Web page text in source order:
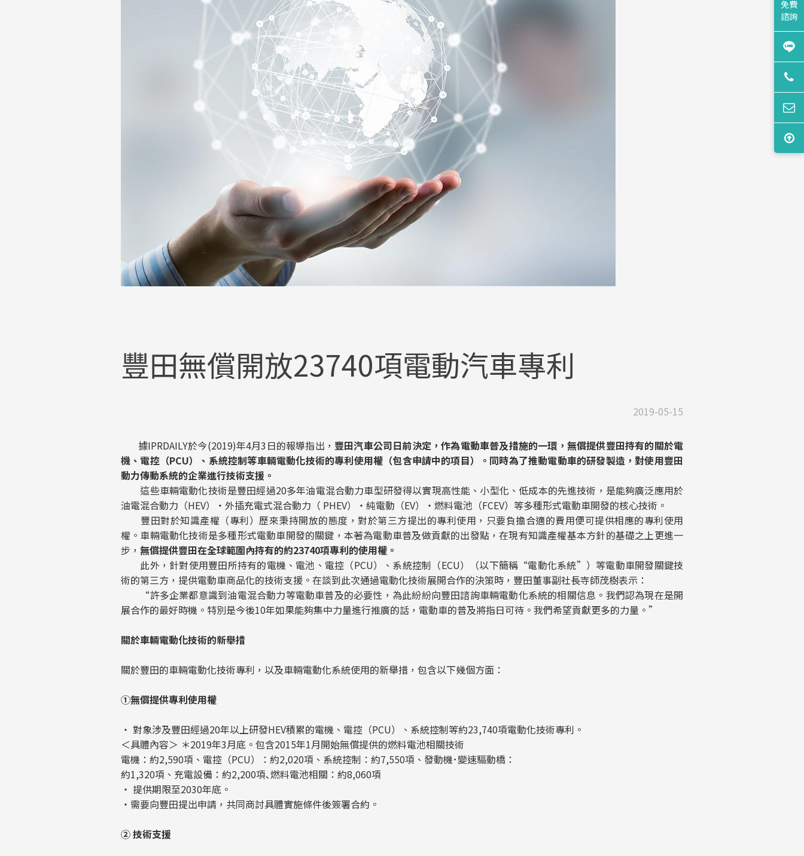
豐田無償開放23740項電動汽車專利
2019-05-15
據IPRDAILY於今(2019)年4月3日的報導指出， 豐田汽車公司日前決定，作為電動車普及措施的一環，無償提供豐田持有的關於電
機、電控（PCU）、系統控制等車輛電動化技術的專利使用權（包含申請中的項目）。同時為了推動電動車的研發製造，對使用豐田
動力傳動系統的企業進行技術支援。
這些車輛電動化技術是豐田經過20多年油電混合動力車型研發得以實現高性能、小型化、低成本的先進技術，是能夠廣泛應用於
油電混合動力（HEV）・外插充電式混合動力（ PHEV）・純電動（EV）・燃料電池（FCEV）等多種形式電動車開發的核心技術。
豐田對於知識產權（專利）歷來秉持開放的態度，對於第三方提出的專利使用，只要負擔合適的費用便可提供相應的專利使用
權。車輛電動化技術是多種形式電動車開發的關鍵，本著為電動車普及做貢獻的出發點，在現有知識產權基本方針的基礎之上更進一
步， 無償提供豐田在全球範圍內持有的約23740項專利的使用權。
此外，針對使用豐田所持有的電機、電池、電控（PCU）、系統控制（ECU）（以下簡稱“電動化系統”）等電動車開發關鍵技
術的第三方，提供電動車商品化的技術支援。在談到此次通過電動化技術展開合作的決策時，豐田董事副社長寺師茂樹表示：
“許多企業都意識到油電混合動力等電動車普及的必要性，為此紛紛向豐田諮詢車輛電動化系統的相關信息。我們認為現在是開
展合作的最好時機。特別是今後10年如果能夠集中力量進行推廣的話，電動車的普及將指日可待。我們希望貢獻更多的力量。”
關於車輛電動化技術的新舉措
關於豐田的車輛電動化技術專利，以及車輛電動化系統使用的新舉措，包含以下幾個方面：
①無償提供專利使用權
・ 對象涉及豐田經過20年以上研發HEV積累的電機、電控（PCU）、系統控制等約23,740項電動化技術專利。
＜具體內容＞ ＊2019年3月底。包含2015年1月開始無償提供的燃料電池相關技術
電機：約2,590項、電控（PCU）：約2,020項、系統控制：約7,550項、發動機･變速驅動橋：
約1,320項、充電設備：約2,200項､燃料電池相關：約8,060項
・ 提供期限至2030年底。
・需要向豐田提出申請，共同商討具體實施條件後簽署合約。
② 技術支援
免費
諮詢